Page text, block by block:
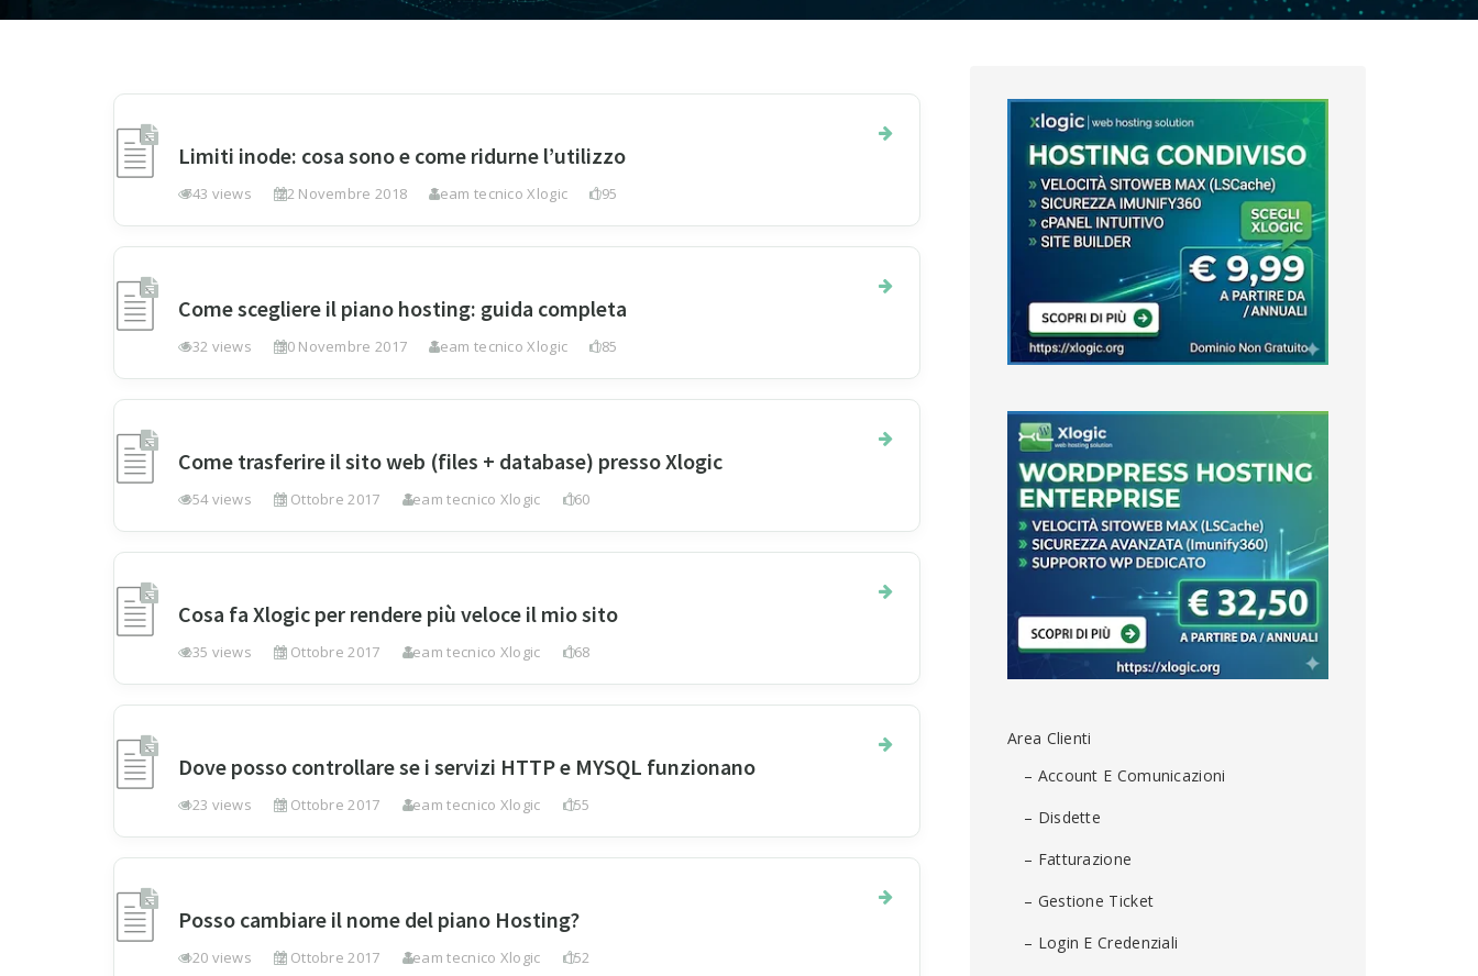
Limiti inode: cosa sono e come ridurne l’utilizzo
743 views 22 Novembre 2018 Team tecnico Xlogic 195
Come scegliere il piano hosting: guida completa
532 views 30 Novembre 2017 Team tecnico Xlogic 185
Come trasferire il sito web (files + database) presso Xlogic
354 views 3 Ottobre 2017 Team tecnico Xlogic 160
Cosa fa Xlogic per rendere più veloce il mio sito
235 views 3 Ottobre 2017 Team tecnico Xlogic 168
Dove posso controllare se i servizi HTTP e MYSQL funzionano
123 views 3 Ottobre 2017 Team tecnico Xlogic 155
Posso cambiare il nome del piano Hosting?
120 views 2 Ottobre 2017 Team tecnico Xlogic 152
Area Clienti
– Account E Comunicazioni
– Disdette
– Fatturazione
– Gestione Ticket
– Login E Credenziali